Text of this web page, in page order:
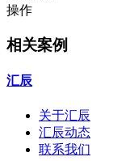
操作
相关案例
汇辰
关于汇辰
汇辰动态
联系我们